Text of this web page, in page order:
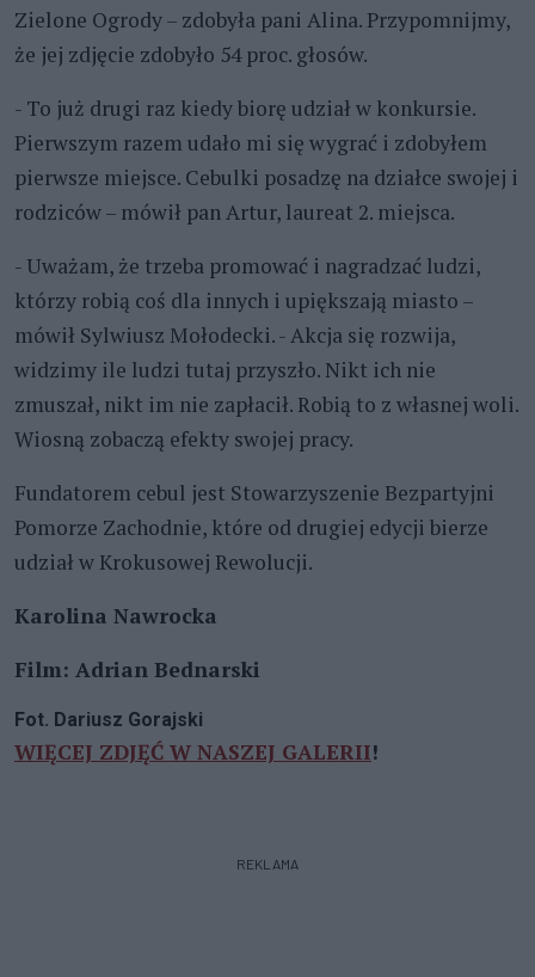
Zielone Ogrody – zdobyła pani Alina. Przypomnijmy,
że jej zdjęcie zdobyło 54 proc. głosów.
- To już drugi raz kiedy biorę udział w konkursie.
Pierwszym razem udało mi się wygrać i zdobyłem
pierwsze miejsce. Cebulki posadzę na działce swojej i
rodziców – mówił pan Artur, laureat 2. miejsca.
- Uważam, że trzeba promować i nagradzać ludzi,
którzy robią coś dla innych i upiększają miasto –
mówił Sylwiusz Mołodecki. - Akcja się rozwija,
widzimy ile ludzi tutaj przyszło. Nikt ich nie
zmuszał, nikt im nie zapłacił. Robią to z własnej woli.
Wiosną zobaczą efekty swojej pracy.
Fundatorem cebul jest Stowarzyszenie Bezpartyjni
Pomorze Zachodnie, które od drugiej edycji bierze
udział w Krokusowej Rewolucji.
Karolina Nawrocka
Film: Adrian Bednarski
Fot. Dariusz Gorajski
WIĘCEJ ZDJĘĆ W NASZEJ GALERII!
REKLAMA